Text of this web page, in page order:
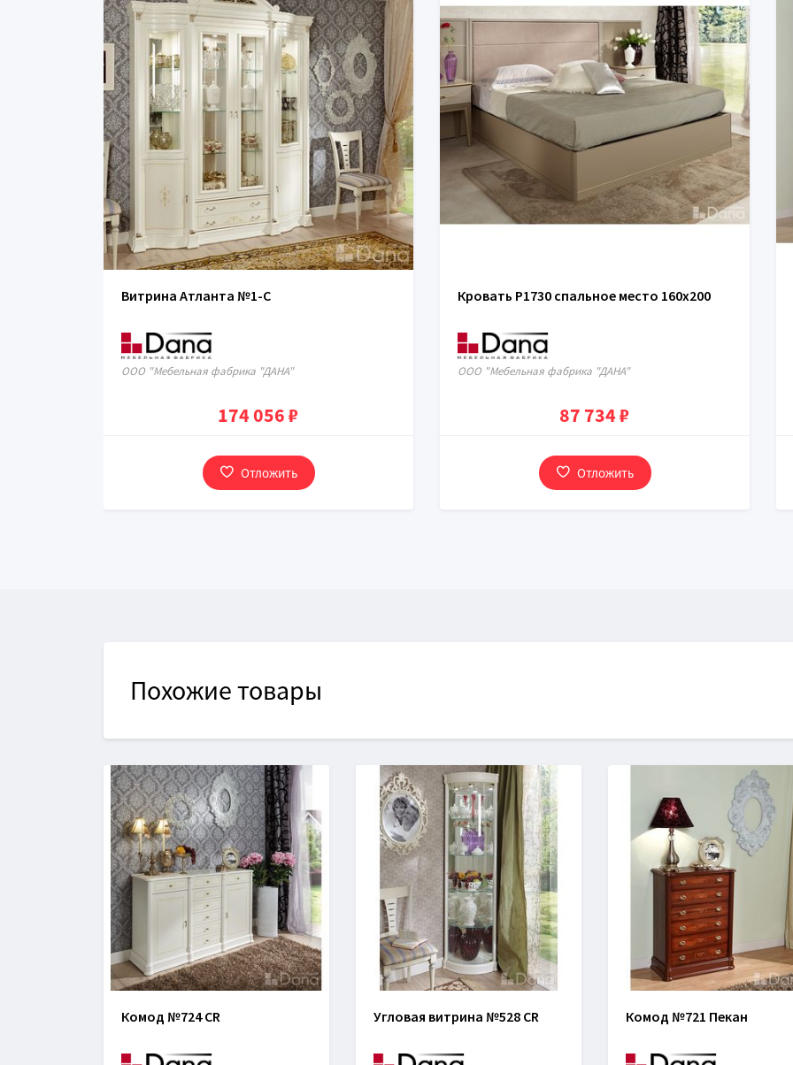
Витрина Атланта №1-C
ООО "Мебельная фабрика "ДАНА"
174 056 ₽
Отложить
Кровать P1730 спальное место 160х200
ООО "Мебельная фабрика "ДАНА"
87 734 ₽
Отложить
Похожие товары
Комод №724 CR Угловая витрина №528 CR Комод №721 Пекан